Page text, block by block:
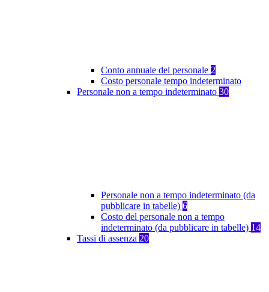
Conto annuale del personale 2
Costo personale tempo indeterminato
Personale non a tempo indeterminato 30
Personale non a tempo indeterminato (da
pubblicare in tabelle) 6
Costo del personale non a tempo
indeterminato (da pubblicare in tabelle) 14
Tassi di assenza 20